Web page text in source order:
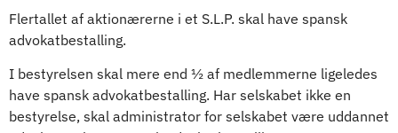
Flertallet af aktionærerne i et S.L.P. skal have spansk
advokatbestalling.
I bestyrelsen skal mere end ½ af medlemmerne ligeledes
have spansk advokatbestalling. Har selskabet ikke en
bestyrelse, skal administrator for selskabet være uddannet